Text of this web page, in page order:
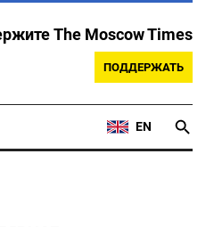
The Moscow Times
ПОДДЕРЖАТЬ
EN